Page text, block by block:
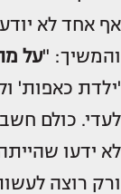
אף אחד לא
והמשיך: "על
'ילדת כאפות'
לעדי. כולם
לא ידעו
ורק רוצה